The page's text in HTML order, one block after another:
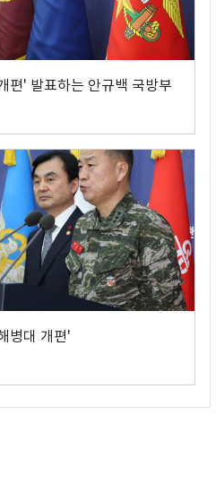
편' 발표하는 안규백 국방부
병대 개편'